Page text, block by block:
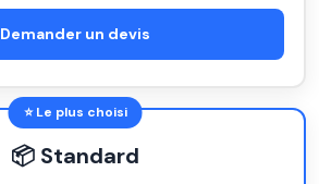
Demander un devis
⭐ Le plus choisi
📦 Standard